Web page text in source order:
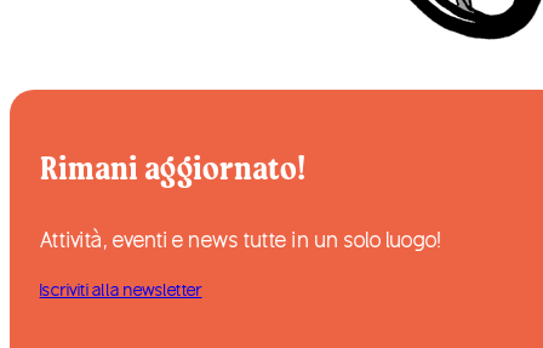
Rimani aggiornato!
Attività, eventi e news tutte in un solo luogo!
Iscriviti alla newsletter